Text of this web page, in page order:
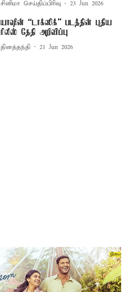
சினிமா செய்திப்பிரிவு 23 Jun 2026
யாஷின் “டாக்ஸிக்” படத்தின் புதிய
ரிலீஸ் தேதி அறிவிப்பு
தினத்தந்தி 21 Jun 2026